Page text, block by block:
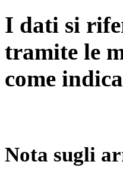
I dati si
tramite le
come
Nota sugli